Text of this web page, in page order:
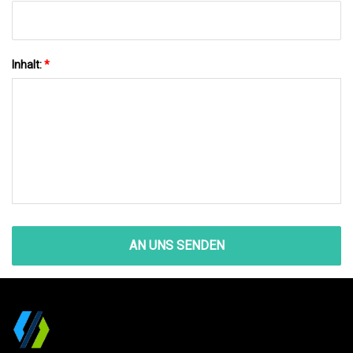
Inhalt:*
AN UNS SENDEN